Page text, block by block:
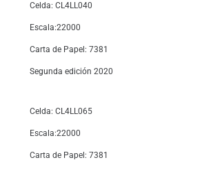
Celda: CL4LL040
Escala:22000
Carta de Papel: 7381
Segunda edición 2020
Celda: CL4LL065
Escala:22000
Carta de Papel: 7381